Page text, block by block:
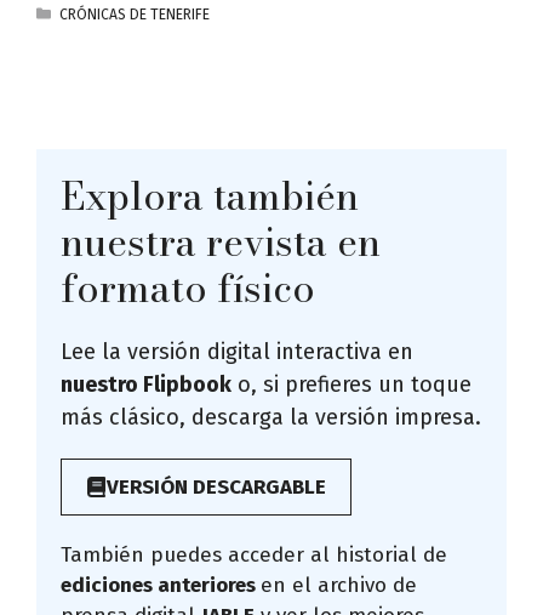
CATEGORÍAS
CRÓNICAS DE TENERIFE
Explora también
nuestra revista en
formato físico
Lee la versión digital interactiva en
nuestro Flipbook o, si prefieres un toque
más clásico, descarga la versión impresa.
VERSIÓN DESCARGABLE
También puedes acceder al historial de
ediciones anteriores en el archivo de